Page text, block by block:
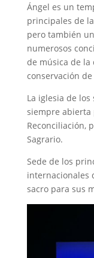
Ángel es un
principales de
pero también
numerosos
de música de la
conservación
La iglesia de
siempre abierta
Reconciliación,
Sagrario.
Sede de los
internacionales
sacro para sus